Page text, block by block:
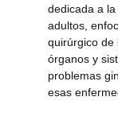
dedicada a
adultos,
quirúrgico de
órganos y
problemas
esas